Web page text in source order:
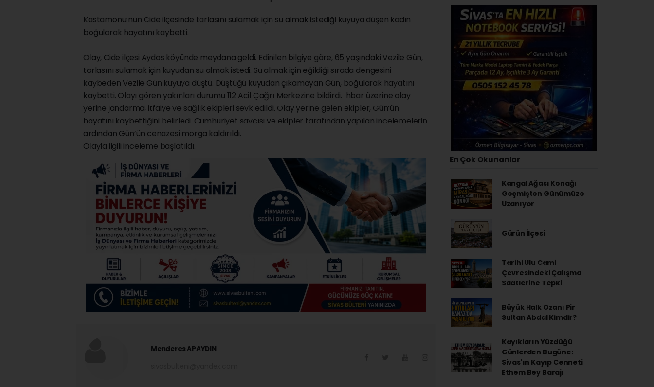
Kastamonu’nun Cide ilçesinde tarlasını sulamak için su almak istediği kuyuya düşen kadın
boğularak hayatını kaybetti.
Olay, Cide ilçesi Aydos köyünde meydana geldi. Edinilen bilgiye göre, 65 yaşındaki Vezile Gün,
tarlasını sulamak için kuyudan su almak istedi. Su almak için eğildiği sırada dengesini
kaybeden Vezile Gün kuyuya düştü. Düştüğü kuyudan çıkamayan Gün, boğularak hayatını
kaybetti. Olayı gören yakınları durumu 112 Acil Çağrı Merkezine bildirdi. İhbar üzerine olay
yerine jandarma, itfaiye ve sağlık ekipleri sevk edildi. Olay yerine gelen ekipler, Gün’ün
hayatını kaybettiğini belirledi. Cumhuriyet savcısı ve ekipler tarafından yapılan incelemelerin
ardından Gün’ün cenazesi morga kaldırıldı.
Olayla ilgili inceleme başlatıldı.
Menderes APAYDIN
En Çok Okunanlar
Kangal Ağası Konağı
Geçmişten Günümüze
Uzanıyor
Gürün İlçesi
Tarihi Ulu Cami
Çevresindeki Çalışma
Saatlerine Tepki
Büyük Halk Ozanı Pir
Sultan Abdal Kimdir?
Kayıkların Yüzdüğü
Günlerden Bugüne:
Sivas'ın Kayıp Cenneti
Ethem Bey Barajı